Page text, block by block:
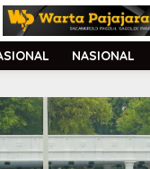
NASIONAL